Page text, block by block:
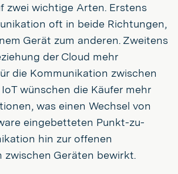
zwei wichtige Arten. Erstens
oft in beide Richtungen,
Gerät zum anderen. Zweitens
der Cloud mehr
die Kommunikation zwischen
wünschen die Käufer mehr
was einen Wechsel von
eingebetteten Punkt-zu-
hin zur offenen
zwischen Geräten bewirkt.